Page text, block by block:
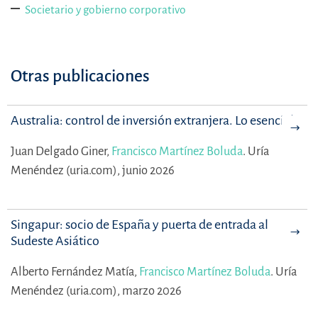
Societario y gobierno corporativo
Otras publicaciones
Australia: control de inversión extranjera. Lo esencial
Juan Delgado Giner, Francisco Martínez Boluda. Uría
Menéndez (uria.com), junio 2026
Singapur: socio de España y puerta de entrada al
Sudeste Asiático
Alberto Fernández Matía, Francisco Martínez Boluda. Uría
Menéndez (uria.com), marzo 2026